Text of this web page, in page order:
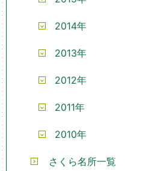
2014年
2013年
2012年
2011年
2010年
さくら名所一覧